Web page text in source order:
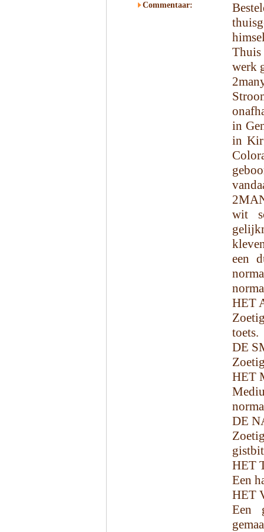
Commentaar:
werk
in
in
wit
een
HET
toets.
DE
HET
DE
HET
Een
HET
Een